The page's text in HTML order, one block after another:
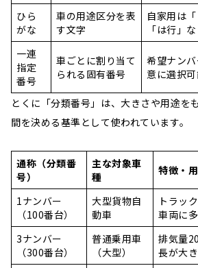
ひら
がな
車の用途区分を表
す文字
自家用は
「は行」
一連
指定
番号
車ごとに割り当て
られる固有番号
希望ナン
意に選択
とくに「分類番号」は、大きさや用途を
間を決める基準として使われています。
通称（分類番
号）
主な対象車
種
特徴・
1ナンバー
（100番台）
大型貨物自
動車
トラッ
車両に
3ナンバー
（300番台）
普通乗用車
（大型）
排気量
長が大